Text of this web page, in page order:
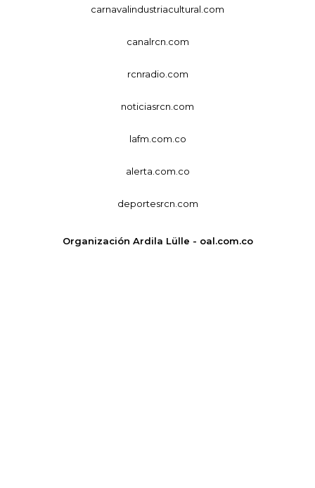
carnavalindustriacultural.com
canalrcn.com
rcnradio.com
noticiasrcn.com
lafm.com.co
alerta.com.co
deportesrcn.com
Organización Ardila Lülle - oal.com.co